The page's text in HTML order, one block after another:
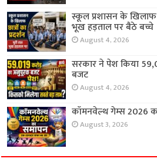
स्कूल प्रशासन के खिलाफ
भूख हड़ताल पर बैठे बच्चे
August 4, 2026
सरकार ने पेश किया
बजट
August 4, 2026
कॉमनवेल्थ गेम्स 2026
August 3, 2026